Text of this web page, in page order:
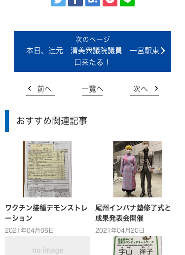
本日、辻元 清美衆議院議員 一宮駅東
口来たる！
前へ 一覧へ 次へ
おすすめ関連記事
ワクチン接種デモンストレ
ーション
2021年04月06日
尾州インパナ塾修了式と
成果発表会開催
2021年04月20日